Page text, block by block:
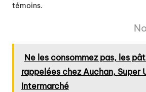
témoins.
Ne les consommez pas, les
rappelées chez Auchan, Super
Intermarché